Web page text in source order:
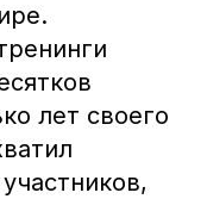
лет своего